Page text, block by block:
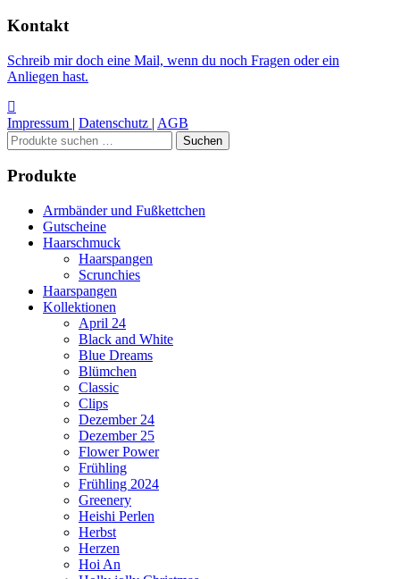
Kontakt
Schreib mir doch eine Mail, wenn du noch Fragen oder ein
Anliegen hast.
Impressum | Datenschutz | AGB
Suchen
nach:
Suchen
Produkte
Armbänder und Fußkettchen
Gutscheine
Haarschmuck
Haarspangen
Scrunchies
Haarspangen
Kollektionen
April 24
Black and White
Blue Dreams
Blümchen
Classic
Clips
Dezember 24
Dezember 25
Flower Power
Frühling
Frühling 2024
Greenery
Heishi Perlen
Herbst
Herzen
Hoi An